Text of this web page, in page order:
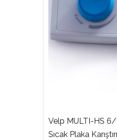
Velp MULTI-HS
Sıcak Plaka